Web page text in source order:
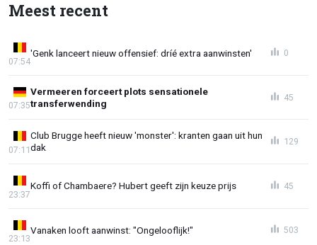
Meest recent
'Genk lanceert nieuw offensief: dríé extra aanwinsten'
07:54
0
Vermeeren forceert plots sensationele
transferwending
07:35
45
Club Brugge heeft nieuw 'monster': kranten gaan uit hun
dak
07:11
129
Koffi of Chambaere? Hubert geeft zijn keuze prijs
23:37
45
Vanaken looft aanwinst: "Ongelooflijk!"
23:13
503